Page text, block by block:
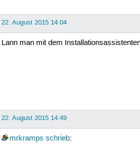
22. August 2015 14:04
Lann man mit dem
22. August 2015 14:49
mrkramps schrieb: